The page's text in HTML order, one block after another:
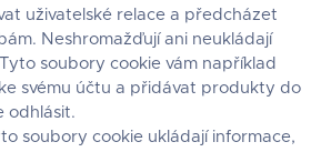
uživatelské relace a předcházet
Neshromažďují ani neukládají
soubory cookie vám například
svému účtu a přidávat produkty do
odhlásit.
soubory cookie ukládají informace,